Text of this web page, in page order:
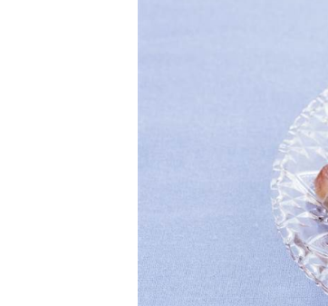
ベビーフード・幼
サプリメントなど
おた